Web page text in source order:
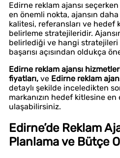
Edirne reklam ajansı
en önemli nokta, ajansın
kalitesi, referansları ve
belirleme stratejileridir.
belirlediği ve hangi stratejileri
başarısı açısından oldukça
Edirne reklam ajansı
fiyatları, ve Edirne reklam
detaylı şekilde inceledikten
markanızın hedef kitlesine
ulaşabilirsiniz.
Edirne’de Reklam
Planlama ve Bütçe